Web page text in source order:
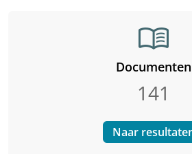
menu_book
Documenten
141
Naar